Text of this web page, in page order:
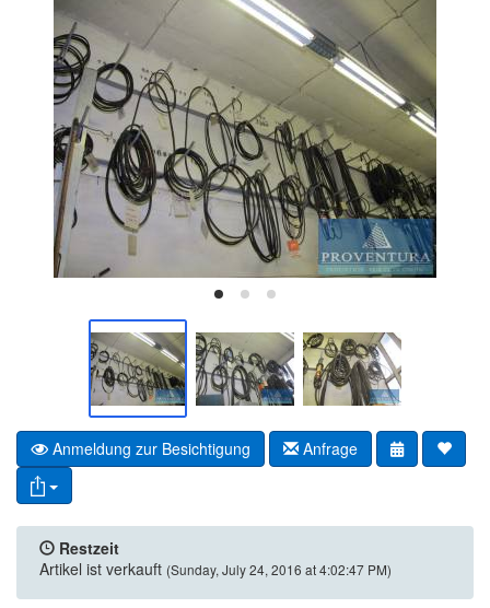
Anmeldung zur Besichtigung Anfrage
Restzeit
Artikel ist verkauft (Sunday, July 24, 2016 at 4:02:47 PM)